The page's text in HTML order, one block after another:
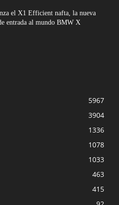
el X1 Efficient nafta, la nueva
entrada al mundo BMW X
5967
3904
1336
1078
1033
463
415